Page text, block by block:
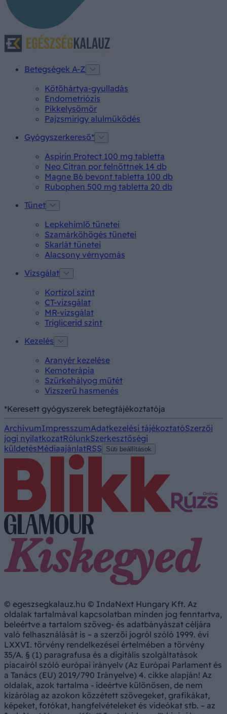
Betegségek A-Z
Kötőhártya-gyulladás
Endometriózis
Pikkelysömör
Pajzsmirigy alulműködés
Gyógyszerkereső*
Aspirin Protect 100 mg tabletta
Neo Citran por felnőttnek 14 db
Magne B6 bevont tabletta 100 db
Rubophen 500 mg tabletta 20 db
Tünet
Lepkehimlő tünetei
Szamárköhögés tünetei
Skarlát tünetei
Alacsony vérnyomás
Vizsgálat
Kortizol szint
CT-vizsgálat
MR-vizsgálat
Triglicerid szint
Kezelés
Aranyér kezelése
Kemoterápia
Szürkehályog műtét
Vízszerű hasmenés
*Keresett gyógyszerek betegtájékoztatója
ArchívumImpresszumAdatkezelési tájékoztatóSzerzői
jogi nyilatkozatRólunkSzerkesztőségi
küldetésMédiaajánlatRSS Süti beállítások
© egeszsegkalauz.hu © IndaNext Hungary Kft. Az
oldalak tartalmával kapcsolatban minden jog fenntartva,
beleértve a tartalom szöveg- és adatbányászat céljára
való felhasználását is – a szerzői jogról szóló 1999. évi
LXXVI. törvény rendelkezései értelmében a törvény
35/A. § (1) paragrafusa és a digitális szolgáltatások
piacairól szóló európai irányelv (Az Európai Parlament és
a Tanács (EU) 2019/790 Irányelve) 4. cikke alapján! Az
oldalak, azok tartalma - ideértve különösen, de nem
kizárólag az azokon közzétett szövegeket, grafikákat,
képeket, fotókat, hangfelvételeket és videókat stb. – az